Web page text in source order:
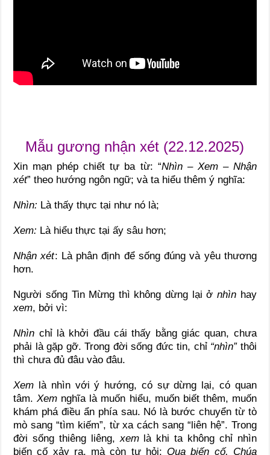
Mẫu gương nhận xét (22.12.2025)
Xin mạn phép chiết tự ba từ: “Nhìn – Xem – Nhận
xét” theo hướng ngôn ngữ; và ta hiểu thêm ý nghĩa:
Nhìn: Là thấy thực tại như nó là;
Xem: Là hiểu thực tại ấy sâu hơn;
Nhận xét: Là phân định để sống đúng và yêu thương
hơn.
Người sống Tin Mừng thì không dừng lại ởnhìn hay
xem, bởi vì:
Nhìn chỉ là khởi đầu cái thấy bằng giác quan, chưa
phải là gặp gỡ. Trong đời sống đức tin, chỉ “nhìn”thôi
thì chưa đủ đâu vào đâu.
Xem là nhìn với ý hướng, có sự dừng lại, có quan
tâm.Xem nghĩa là muốn hiểu, muốn biết thêm, muốn
khám phá điều ẩn phía sau. Nó là bước chuyển từ tò
mò sang “tìm kiếm”, từ xa cách sang “liên hệ”. Trong
đời sống thiêng liêng, xemlà khi ta không chỉ nhìn
biến cố xảy ra, mà còn tự hỏi:Qua biến cố, Chúa